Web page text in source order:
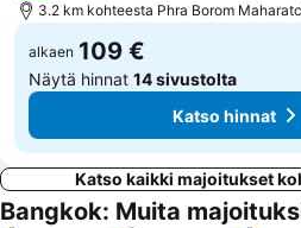
Seacon Square
3.2 km kohteesta Phra Borom
alkaen 109 €
Näytä hinnat 14 sivustolta
Katso hinnat
Katso kaikki majoitukset
Bangkok: Muita